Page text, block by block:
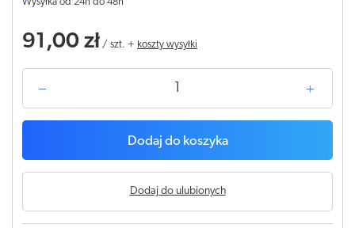
91,00 zł / szt. + koszty wysyłki
Dodaj do koszyka
Dodaj do ulubionych